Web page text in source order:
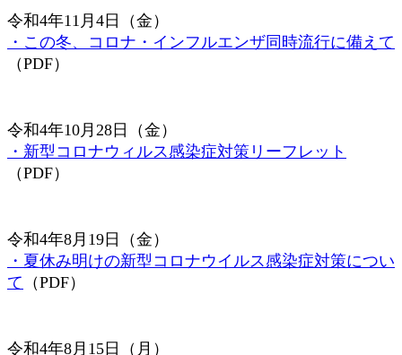
令和4年11月4日（金）
・この冬、コロナ・インフルエンザ同時流行に備えて
（PDF）
令和4年10月28日（金）
・新型コロナウィルス感染症対策リーフレット
（PDF）
令和4年8月19日（金）
・夏休み明けの新型コロナウイルス感染症対策につい
て （PDF）
令和4年8月15日（月）